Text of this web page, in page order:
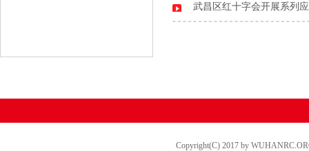
武昌区红十字会开展系列
Copyright(C) 2017 by